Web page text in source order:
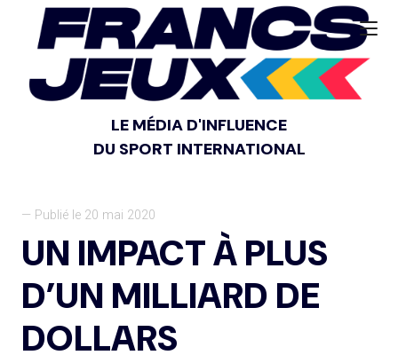
LE MÉDIA D'INFLUENCE
DU SPORT INTERNATIONAL
— Publié le 20 mai 2020
UN IMPACT À PLUS
D’UN MILLIARD DE
DOLLARS